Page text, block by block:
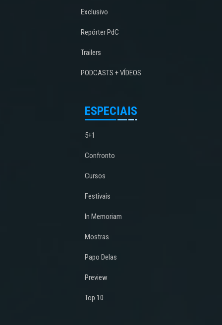
Exclusivo
Repórter PdC
Trailers
PODCASTS + VÍDEOS
ESPECIAIS
5+1
Confronto
Cursos
Festivais
In Memoriam
Mostras
Papo Delas
Preview
Top 10